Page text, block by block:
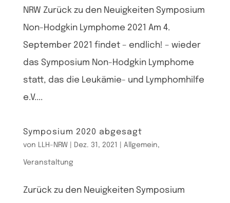
NRW Zurück zu den Neuigkeiten Symposium
Non-Hodgkin Lymphome 2021 Am 4.
September 2021 findet – endlich! – wieder
das Symposium Non-Hodgkin Lymphome
statt, das die Leukämie- und Lymphomhilfe
e.V....
Symposium 2020 abgesagt
von LLH-NRW| Dez. 31, 2021 Allgemein,
Veranstaltung
Zurück zu den Neuigkeiten Symposium